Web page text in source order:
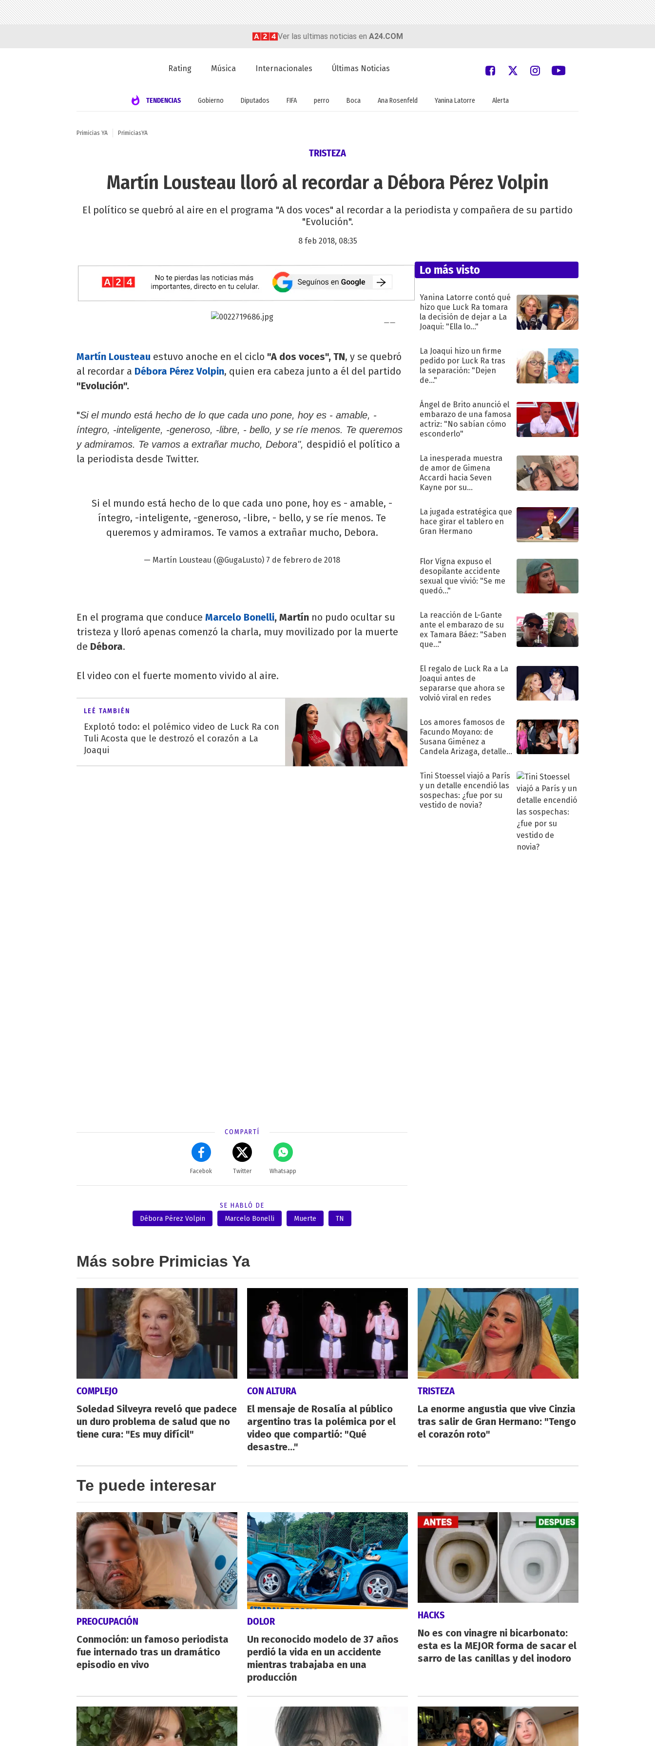
Ver las ultimas noticias en A24.COM
Rating Música Internacionales Últimas Noticias
TENDENCIAS Gobierno Diputados FIFA perro Boca Ana Rosenfeld Yanina Latorre Alerta
Primicias YA PrimiciasYA
TRISTEZA
Martín Lousteau lloró al recordar a Débora Pérez Volpin
El político se quebró al aire en el programa "A dos voces" al recordar a la periodista y compañera de su partido
"Evolución".
8 feb 2018, 08:35
Martín Lousteau estuvo anoche en el ciclo "A dos voces", TN, y se quebró
al recordar a Débora Pérez Volpin, quien era cabeza junto a él del partido
"Evolución".
"Si el mundo está hecho de lo que cada uno pone, hoy es - amable, -
íntegro, -inteligente, -generoso, -libre, - bello, y se ríe menos. Te queremos
y admiramos. Te vamos a extrañar mucho, Debora", despidió el político a
la periodista desde Twitter.
Si el mundo está hecho de lo que cada uno pone, hoy es - amable, -
íntegro, -inteligente, -generoso, -libre, - bello, y se ríe menos. Te
queremos y admiramos. Te vamos a extrañar mucho, Debora.
— Martín Lousteau (@GugaLusto) 7 de febrero de 2018
En el programa que conduce Marcelo Bonelli, Martín no pudo ocultar su
tristeza y lloró apenas comenzó la charla, muy movilizado por la muerte
de Débora.
El video con el fuerte momento vivido al aire.
LEÉ TAMBIÉN
Explotó todo: el polémico video de Luck Ra con
Tuli Acosta que le destrozó el corazón a La
Joaqui
COMPARTÍ
Facebok Twitter Whatsapp
SE HABLÓ DE
Débora Pérez Volpin
Marcelo Bonelli Muerte TN
Lo más visto
Yanina Latorre contó qué
hizo que Luck Ra tomara
la decisión de dejar a La
Joaqui: "Ella lo..."
La Joaqui hizo un firme
pedido por Luck Ra tras
la separación: "Dejen
de..."
Ángel de Brito anunció el
embarazo de una famosa
actriz: "No sabían cómo
esconderlo"
La inesperada muestra
de amor de Gimena
Accardi hacia Seven
Kayne por su
La jugada estratégica que
hace girar el tablero en
Gran Hermano
Flor Vigna expuso el
desopilante accidente
sexual que vivió: "Se me
quedó..."
La reacción de L-Gante
ante el embarazo de su
ex Tamara Báez: "Saben
que..."
El regalo de Luck Ra a La
Joaqui antes de
separarse que ahora se
volvió viral en redes
Los amores famosos de
Facundo Moyano: de
Susana Giménez a
Candela Arizaga, detalles
sentimental
Tini Stoessel viajó a París
y un detalle encendió las
sospechas: ¿fue por su
vestido de novia?
Más sobre Primicias Ya
COMPLEJO
Soledad Silveyra reveló que padece
un duro problema de salud que no
tiene cura: "Es muy difícil"
CON ALTURA
El mensaje de Rosalía al público
argentino tras la polémica por el
video que compartió: "Qué
desastre..."
TRISTEZA
La enorme angustia que vive Cinzia
tras salir de Gran Hermano: "Tengo
el corazón roto"
Te puede interesar
PREOCUPACIÓN
Conmoción: un famoso periodista
fue internado tras un dramático
episodio en vivo
DOLOR
Un reconocido modelo de 37 años
perdió la vida en un accidente
mientras trabajaba en una
producción
HACKS
No es con vinagre ni bicarbonato:
esta es la MEJOR forma de sacar el
sarro de las canillas y del inodoro